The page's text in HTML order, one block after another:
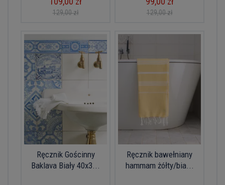
129,00 zł 129,00 zł
Ręcznik Gościnny
Baklava Biały 40x3...
Ręcznik bawełniany
hammam żółty/bia...